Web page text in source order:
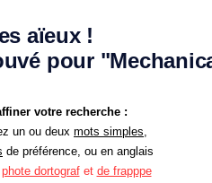
aïeux !
pour
votre recherche :
un ou deux mots simples,
de préférence, ou en anglais
phote dortografet de frapppe